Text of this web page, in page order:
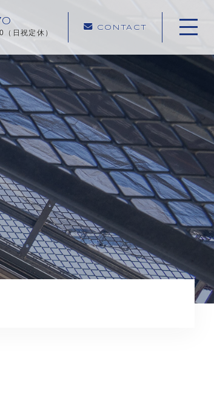
日祝定休）
CONTACT
ホーム
私たちについて
キャンペーン
施工メニュー
施工実績
施工の流れ
よくあるご質問
お知らせ
コンテンツ